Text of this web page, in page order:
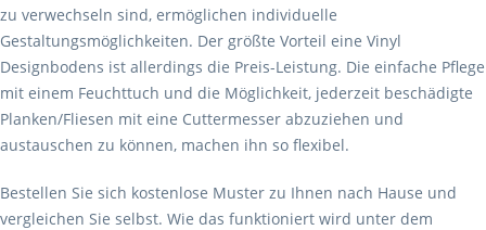
zu verwechseln sind, ermöglichen individuelle
Gestaltungsmöglichkeiten. Der größte Vorteil eine Vinyl
Designbodens ist allerdings die Preis-Leistung. Die einfache Pflege
mit einem Feuchttuch und die Möglichkeit, jederzeit beschädigte
Planken/Fliesen mit eine Cuttermesser abzuziehen und
austauschen zu können, machen ihn so flexibel.
Bestellen Sie sich kostenlose Muster zu Ihnen nach Hause und
vergleichen Sie selbst. Wie das funktioniert wird unter dem